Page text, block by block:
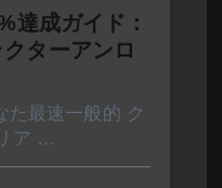
達成ガイド：
ターアンロ
た最速一般的 ク
ア …